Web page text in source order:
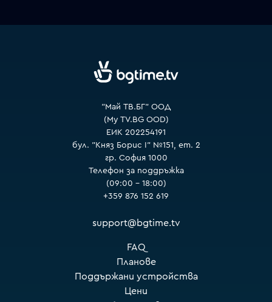
"Май ТВ.БГ" ООД
(My TV.BG OOD)
ЕИК 202254191
бул. "Княз Борис I" №151, ет. 2
гр. София 1000
Телефон за поддръжка
(09:00 – 18:00)
+359 876 152 619
support@bgtime.tv
FAQ
Планове
Поддържани устройства
Цени